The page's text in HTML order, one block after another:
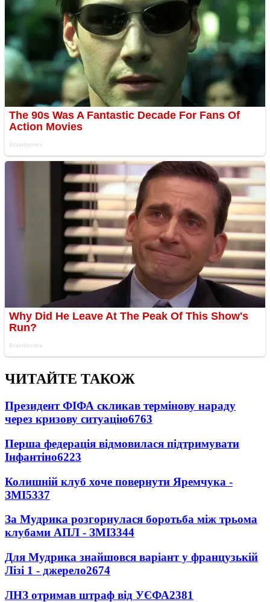
ЧИТАЙТЕ ТАКОЖ
Президент ФІФА скликав термінову нараду
через кризову ситуацію6763
Перша федерація відмовилася підтримувати
Інфантіно6223
Колишній клуб хоче повернути Яремчука -
ЗМІ5337
За Мудрика розгорнулася боротьба між трьома
клубами АПЛ - ЗМІ3344
Для Мудрика знайшовся варіант у французькій
Лізі 1 - джерело2674
ЛНЗ отримав штраф від УЄФА2381